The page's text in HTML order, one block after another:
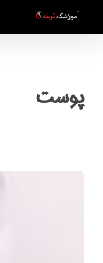
to
پوست